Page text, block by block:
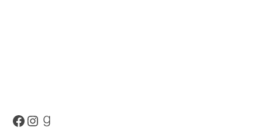
Facebook
Instagram
Goodreads